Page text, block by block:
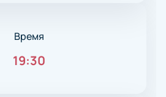
Время
19:30